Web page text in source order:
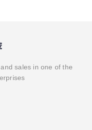
sales in one of the